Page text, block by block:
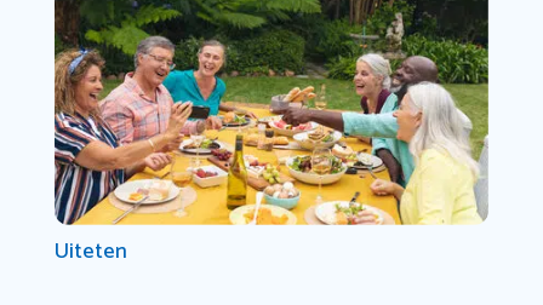
Uiteten